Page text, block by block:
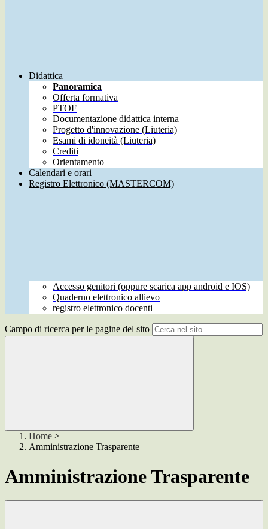
Didattica
Panoramica
Offerta formativa
PTOF
Documentazione didattica interna
Progetto d'innovazione (Liuteria)
Esami di idoneità (Liuteria)
Crediti
Orientamento
Calendari e orari
Registro Elettronico (MASTERCOM)
Accesso genitori (oppure scarica app android e IOS)
Quaderno elettronico allievo
registro elettronico docenti
Campo di ricerca per le pagine del sito
Home >
Amministrazione Trasparente
Amministrazione Trasparente